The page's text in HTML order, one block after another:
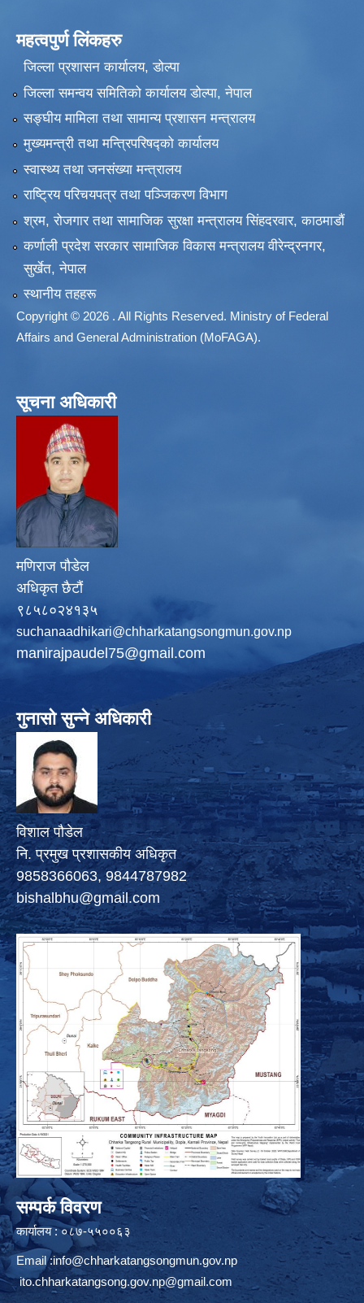
महत्वपुर्ण लिंकहरु
जिल्ला प्रशासन कार्यालय, डोल्पा
जिल्ला समन्वय समितिको कार्यालय डोल्पा, नेपाल
सङ्‍घीय मामिला तथा सामान्य प्रशासन मन्त्रालय
मुख्यमन्त्री तथा मन्त्रिपरिषद्को कार्यालय
स्वास्थ्य तथा जनसंख्या मन्त्रालय
राष्ट्रिय परिचयपत्र तथा पञ्जिकरण विभाग
श्रम, रोजगार तथा सामाजिक सुरक्षा मन्त्रालय सिंहदरवार, काठमाडाैं
कर्णाली प्रदेश सरकार सामाजिक विकास मन्त्रालय वीरेन्द्रनगर,
सुर्खेत, नेपाल
स्थानीय तहहरू
Copyright © 2026 . All Rights Reserved. Ministry of Federal
Affairs and General Administration (MoFAGA).
सूचना अधिकारी
मणिराज पौडेल
अधिकृत छैटौं
९८५८०२४१३५
suchanaadhikari@chharkatangsongmun.gov.np
manirajpaudel75@gmail.com
गुनासो सुन्ने अधिकारी
विशाल पौडेल
नि. प्रमुख प्रशासकीय अधिकृत
9858366063, 9844787982
bishalbhu@gmail.com
सम्पर्क विवरण
कार्यालय : ०८७-५५००६३
Email :info@chharkatangsongmun.gov.np
ito.chharkatangsong.gov.np@gmail.com